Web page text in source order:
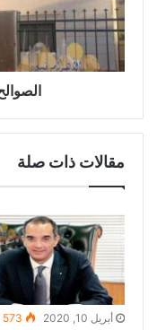
مقالات ذات صلة
أبريل 10, 2020 573